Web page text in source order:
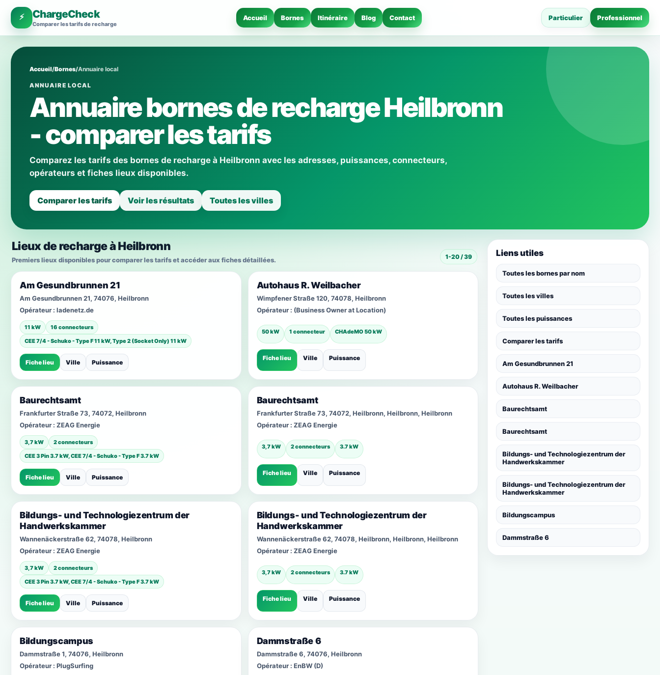
⚡ ChargeCheck
Comparer les tarifs de recharge
Accueil Bornes Itinéraire Blog Contact Particulier Professionnel
Accueil/Bornes/Annuaire local
ANNUAIRE LOCAL
Annuaire bornes de recharge Heilbronn
- comparer les tarifs
Comparez les tarifs des bornes de recharge à Heilbronn avec les adresses, puissances, connecteurs,
opérateurs et fiches lieux disponibles.
Comparer les tarifs Voir les résultats Toutes les villes
Lieux de recharge à Heilbronn
Premiers lieux disponibles pour comparer les tarifs et accéder aux fiches détaillées. 1-20 / 39
Am Gesundbrunnen 21
Am Gesundbrunnen 21, 74076, Heilbronn
Opérateur : ladenetz.de
11 kW
16 connecteurs
CEE 7/4 - Schuko - Type F 11 kW, Type 2 (Socket Only) 11 kW
Fiche lieu Ville Puissance
Autohaus R. Weilbacher
Wimpfener Straße 120, 74078, Heilbronn
Opérateur : (Business Owner at Location)
50 kW 1 connecteur CHAdeMO 50 kW
Fiche lieu Ville Puissance
Baurechtsamt
Frankfurter Straße 73, 74072, Heilbronn
Opérateur : ZEAG Energie
3,7 kW
2 connecteurs
CEE 3 Pin 3.7 kW, CEE 7/4 - Schuko - Type F 3.7 kW
Fiche lieu Ville Puissance
Baurechtsamt
Frankfurter Straße 73, 74072, Heilbronn, Heilbronn, Heilbronn
Opérateur : ZEAG Energie
3,7 kW 2 connecteurs 3.7 kW
Fiche lieu Ville Puissance
Bildungs- und Technologiezentrum der
Handwerkskammer
Wannenäckerstraße 62, 74078, Heilbronn
Opérateur : ZEAG Energie
3,7 kW
2 connecteurs
CEE 3 Pin 3.7 kW, CEE 7/4 - Schuko - Type F 3.7 kW
Fiche lieu Ville Puissance
Bildungs- und Technologiezentrum der
Handwerkskammer
Wannenäckerstraße 62, 74078, Heilbronn, Heilbronn, Heilbronn
Opérateur : ZEAG Energie
3,7 kW 2 connecteurs 3.7 kW
Fiche lieu Ville Puissance
Bildungscampus
Dammstraße 1, 74076, Heilbronn
Opérateur : PlugSurfing
Dammstraße 6
Dammstraße 6, 74076, Heilbronn
Opérateur : EnBW (D)
Liens utiles
Toutes les bornes par nom
Toutes les villes
Toutes les puissances
Comparer les tarifs
Am Gesundbrunnen 21
Autohaus R. Weilbacher
Baurechtsamt
Baurechtsamt
Bildungs- und Technologiezentrum der
Handwerkskammer
Bildungs- und Technologiezentrum der
Handwerkskammer
Bildungscampus
Dammstraße 6